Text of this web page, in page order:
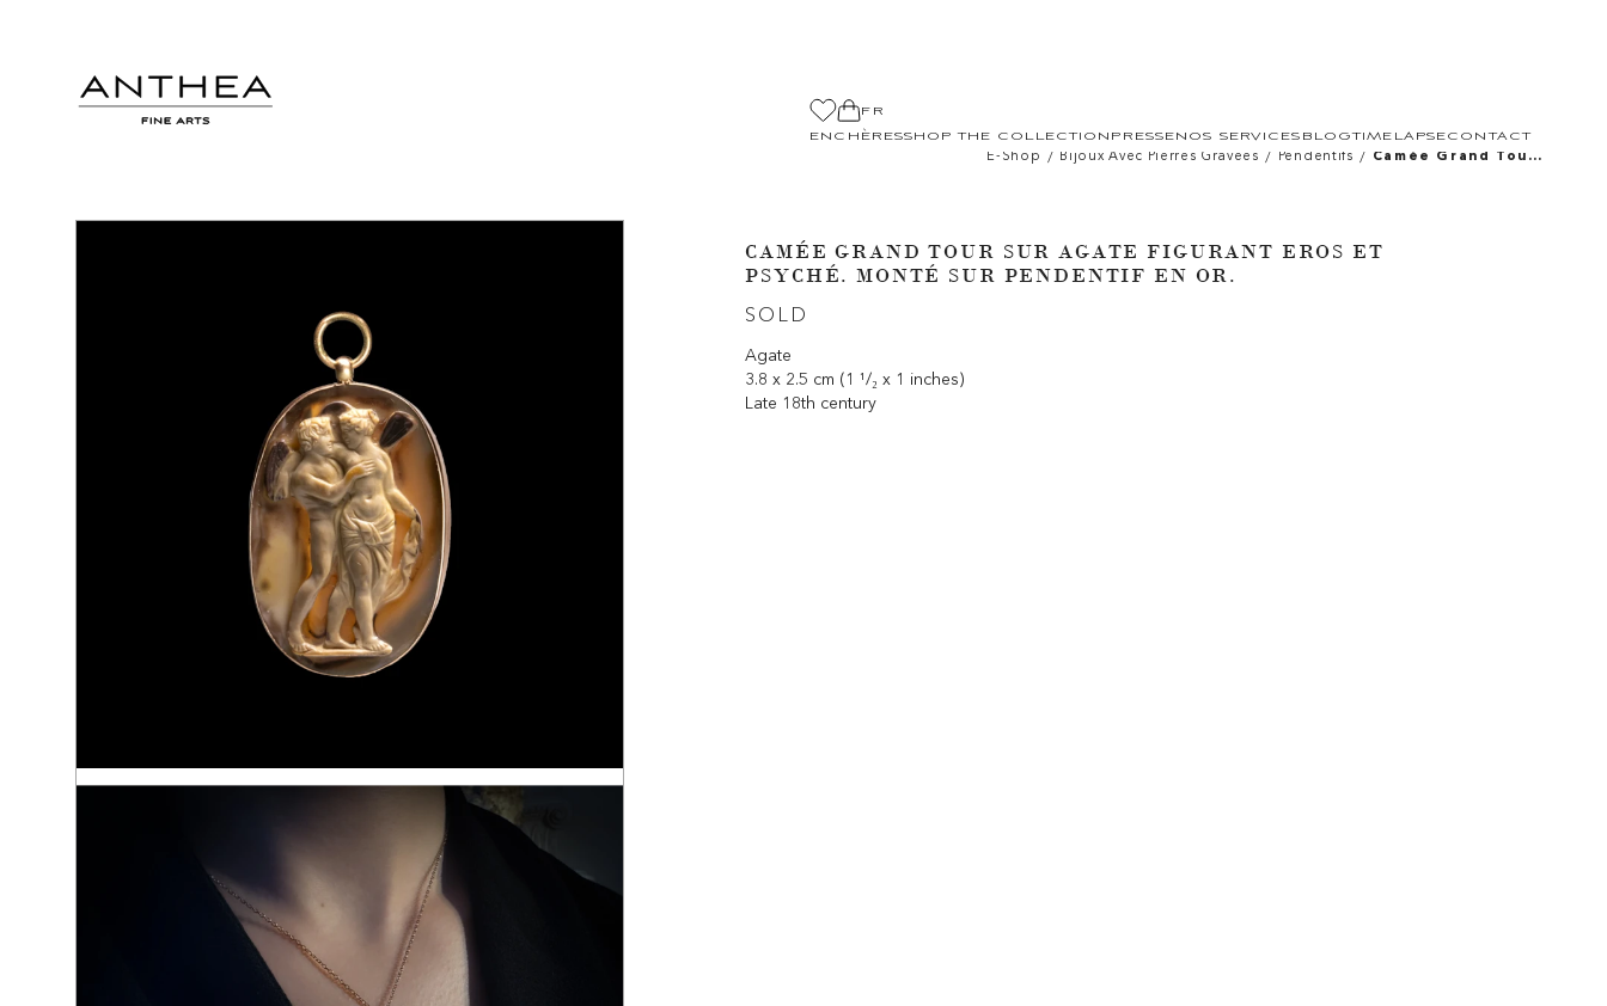
ENCHÈRESSHOP THE COLLECTION PRESSENOS SERVICES BLOGTIMELAPSECONTACT
FR
E-Shop / Bijoux Avec Pierres Gravées / Pendentifs /
Camée Grand Tour
CAMÉE GRAND TOUR SUR AGATE FIGURANT EROS ET
PSYCHÉ. MONTÉ SUR PENDENTIF EN OR.
SOLD
Agate
3.8 x 2.5 cm (1 ¹/₂ x 1 inches)
Late 18th century